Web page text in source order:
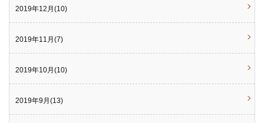
2019年12月(10)
2019年11月(7)
2019年10月(10)
2019年9月(13)